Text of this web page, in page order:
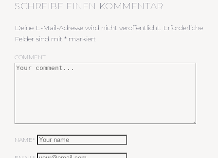
SCHREIBE EINEN KOMMENTAR
Deine E-Mail-Adresse wird nicht veröffentlicht. Erforderliche
Felder sind mit * markiert
COMMENT
NAME*